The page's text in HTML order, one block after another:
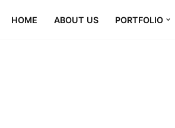
HOME ABOUT US PORTFOLIO